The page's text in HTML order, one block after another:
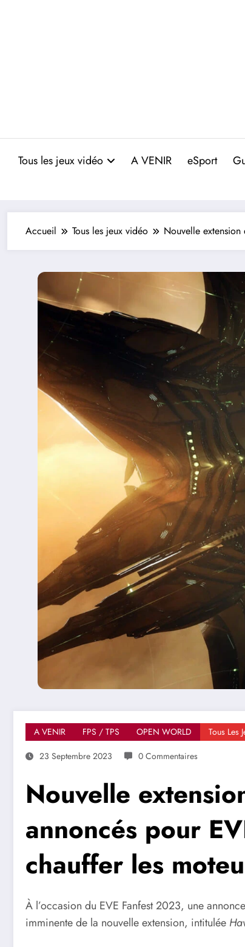
Tous les jeux vidéo A VENIR eSport
Accueil Tous les jeux vidéo Nouvelle
A VENIR FPS / TPS OPEN WORLD Tous Les
23 Septembre 2023
0 Commentaires
Nouvelle
annoncés pour
chauffer les
À l’occasion du EVE Fanfest 2023, une
imminente de la nouvelle extension, intitulée